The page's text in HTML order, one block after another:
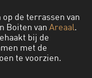
de terrassen van
Boiten van Areaal.
bij de
met de
te voorzien.